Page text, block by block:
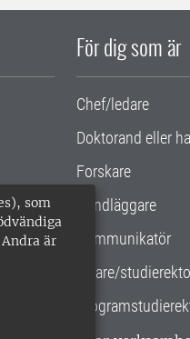
som
är
För dig som är
Chef/ledare
Doktorand eller
Forskare
Handläggare
Kommunikatör
Lärare/